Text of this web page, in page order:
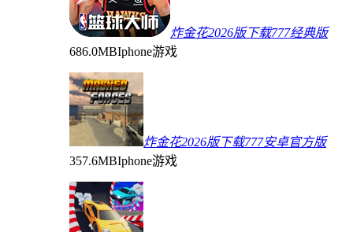
炸金花2026版下载777经典版
686.0MBIphone游戏
炸金花2026版下载777安卓官方版
357.6MBIphone游戏